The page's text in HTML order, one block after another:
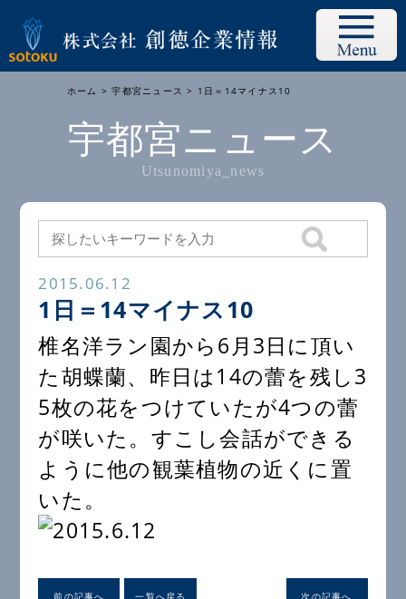
ホーム >宇都宮ニュース > 1日＝14マイナス10
宇都宮ニュース
Utsunomiya_news
2015.06.12
1日＝14マイナス10
椎名洋ラン園から6月3日に頂い
た胡蝶蘭、昨日は14の蕾を残し3
5枚の花をつけていたが4つの蕾
が咲いた。すこし会話ができる
ように他の観葉植物の近くに置
いた。